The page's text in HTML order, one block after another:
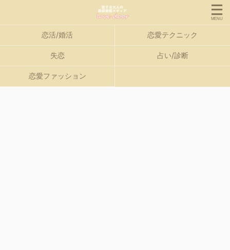
恋活/婚活 恋愛テクニック
失恋 占い/診断
恋愛ファッション